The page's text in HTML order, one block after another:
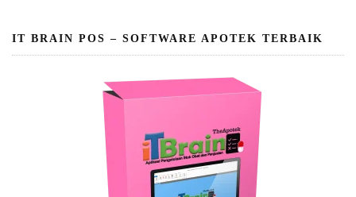
IT BRAIN POS – SOFTWARE APOTEK TERBAIK